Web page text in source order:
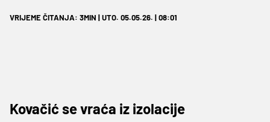
VRIJEME ČITANJA: 3MIN | UTO. 05.05.26. | 08:01
Kovačić se vraća iz izolacije